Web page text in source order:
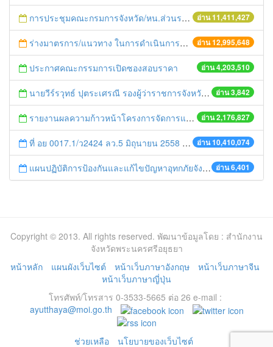
อ่าน 11,411,427
การประชุมคณะกรมการจังหวัด/หน.ส่วนราชการประจำเดือน มิถุนายน 2558
อ่าน 12,995,648
ร่างมาตรการ/แนวทาง ในการดำเนินการประกอบการตรวจราชการแบบบูรณาการ
อ่าน 4,203,510
ประกาศคณะกรรมการเปิดซองสอบราคา
อ่าน 3,842
นายวีร์รวุทธ์ ปุตระเศรณี รองผู้ว่าราชการจังหวัดพระนครศรีอยุธยา ร่วมประชุมรับการตรวจราชการของผู้ตรวจราชการกระทรวงมหาดไทย เขต 1และเขต 3 (นายพิเชษฐ ไพบูลย์ศิริ)
อ่าน 2,176,827
รายงานผลความก้าวหน้าโครงการจัดการแก้ไขปัญหาขยะ สัปดาห์ที่ 9/2558
อ่าน 10,410,074
ที่ อย 0017.1/ว2424 ลว.5 มิถุนายน 2558 เรื่อง แจ้งกำหนดตรวจประเมินและให้คะแนนหน่วยงานที่สมัครเข้าร่วมโครงการพัฒนาหน่วยงานต้นแบบในการจัดตั้งศูนย์ข้อมูลข่าวสารของราชการฯ ประจำปีงบประมาณ พ.ศ. 2558
อ่าน 6,401
แผนปฏิบัติการป้องกันและแก้ไขปัญหาอุทกภัยจังหวัดพระนครศรีอยุธยา ประจำปี พ.ศ.2557
Copyright © 2013. All rights reserved. พัฒนาข้อมูลโดย : สำนักงาน
จังหวัดพระนครศรีอยุธยา
หน้าหลัก
แผนผังเว็บไซต์ หน้าเว็บภาษาอังกฤษ
หน้าเว็บภาษาจีน
หน้าเว็บภาษาญี่ปุ่น
โทรศัพท์/โทรสาร 0-3533-5665 ต่อ 26 e-mail :
ayutthaya@moi.go.th
ช่วยเหลือ นโยบายของเว็บไซต์